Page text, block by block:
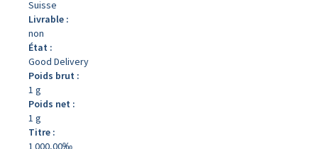
Suisse
Livrable :
non
État :
Good Delivery
Poids brut :
1 g
Poids net :
1 g
Titre :
1 000,00‰